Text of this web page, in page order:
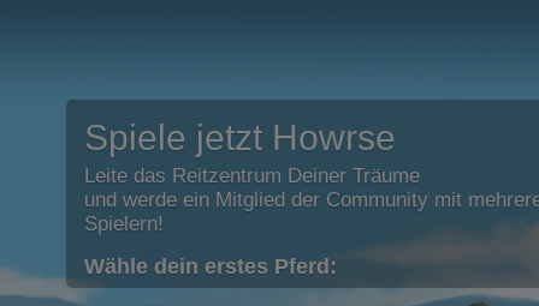
Spiele jetzt Howrse
Leite das Reitzentrum Deiner Träume
und werde ein Mitglied der Community mit
Spielern!
Wähle dein erstes Pferd: